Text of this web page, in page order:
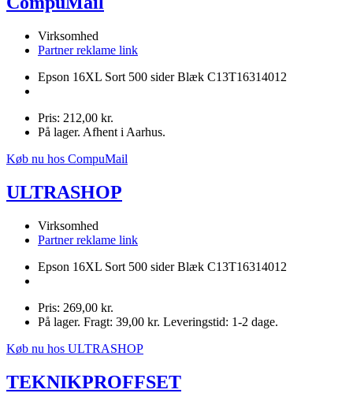
Virksomhed
Partner reklame link
Epson 16XL Sort 500 sider Blæk C13T16314012
Pris: 212,00 kr.
På lager. Afhent i Aarhus.
Køb nu hos CompuMail
ULTRASHOP
Virksomhed
Partner reklame link
Epson 16XL Sort 500 sider Blæk C13T16314012
Pris: 269,00 kr.
På lager. Fragt: 39,00 kr. Leveringstid: 1-2 dage.
Køb nu hos ULTRASHOP
TEKNIKPROFFSET